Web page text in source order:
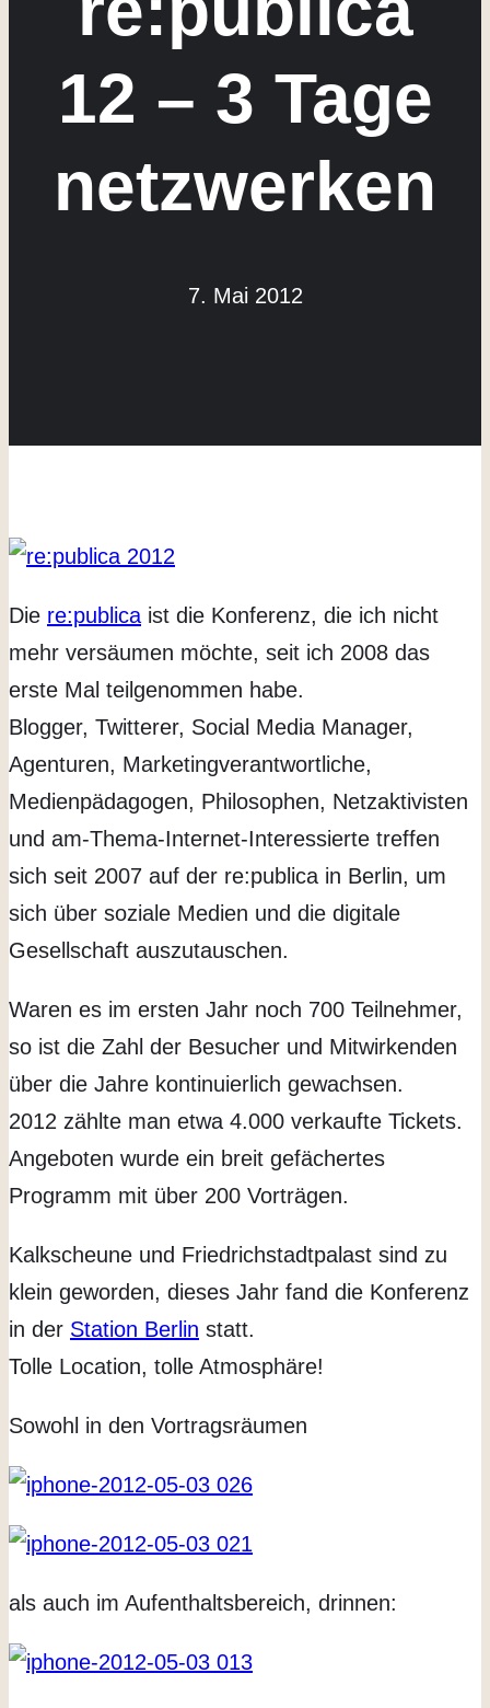
12 – 3 Tage
netzwerken
7. Mai 2012
Die re:publica ist die Konferenz, die ich nicht
mehr versäumen möchte, seit ich 2008 das
erste Mal teilgenommen habe.
Blogger, Twitterer, Social Media Manager,
Agenturen, Marketingverantwortliche,
Medienpädagogen, Philosophen, Netzaktivisten
und am-Thema-Internet-Interessierte treffen
sich seit 2007 auf der re:publica in Berlin, um
sich über soziale Medien und die digitale
Gesellschaft auszutauschen.
Waren es im ersten Jahr noch 700 Teilnehmer,
so ist die Zahl der Besucher und Mitwirkenden
über die Jahre kontinuierlich gewachsen.
2012 zählte man etwa 4.000 verkaufte Tickets.
Angeboten wurde ein breit gefächertes
Programm mit über 200 Vorträgen.
Kalkscheune und Friedrichstadtpalast sind zu
klein geworden, dieses Jahr fand die Konferenz
in der Station Berlin statt.
Tolle Location, tolle Atmosphäre!
Sowohl in den Vortragsräumen
als auch im Aufenthaltsbereich, drinnen: